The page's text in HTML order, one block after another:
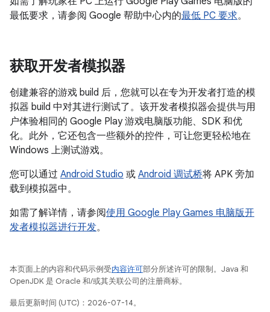
最低要求，请参阅 Google 帮助中心内的最低 PC 要求。
获取开发者模拟器
创建兼容的游戏 build 后，您就可以在专为开发者打造的模
拟器 build 中对其进行测试了。该开发者模拟器会提供与用
户体验相同的 Google Play 游戏电脑版功能、SDK 和优
化。此外，它还包含一些额外的控件，可让您更轻松地在
Windows 上测试游戏。
您可以通过 Android Studio 或 Android 调试桥将 APK 旁加
载到模拟器中。
如需了解详情，请参阅使用 Google Play Games 电脑版开
发者模拟器进行开发。
本页面上的内容和代码示例受内容许可部分所述许可的限制。Java 和
OpenJDK 是 Oracle 和/或其关联公司的注册商标。
最后更新时间 (UTC)：2026-07-14。